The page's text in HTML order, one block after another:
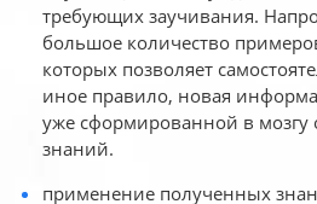
требующих заучивания.
большое количество
которых позволяет
иное правило, новая
уже сформированной в мозгу
знаний.
применение полученных